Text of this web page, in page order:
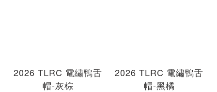
2026 TLRC 電繡鴨舌
帽-灰棕
2026 TLRC 電繡鴨舌
帽-黑橘